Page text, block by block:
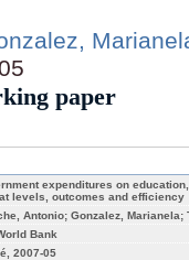
paper
expenditures on
levels, outcomes and efficiency
Antonio; Gonzalez, Marianela;
Bank
2007-05